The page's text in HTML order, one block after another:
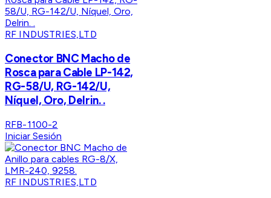
RF INDUSTRIES,LTD
Conector BNC Macho de
Rosca para Cable LP-142,
RG-58/U, RG-142/U,
Níquel, Oro, Delrin. .
RFB-1100-2
Iniciar Sesión
RF INDUSTRIES,LTD